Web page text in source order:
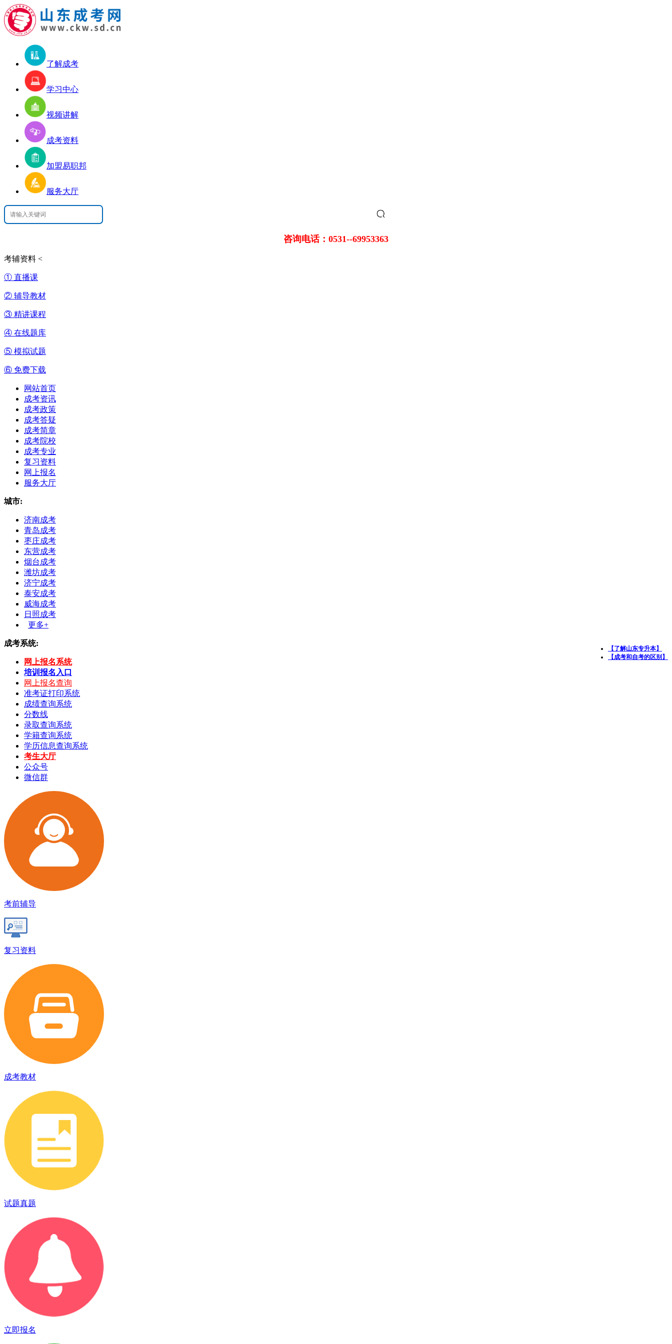
了解成考
学习中心
视频讲解
成考资料
加盟易职邦
服务大厅
咨询电话：0531--69953363
考辅资料 <
① 直播课
② 辅导教材
③ 精讲课程
④ 在线题库
⑤ 模拟试题
⑥ 免费下载
网站首页
成考资讯
成考政策
成考答疑
成考简章
成考院校
成考专业
复习资料
网上报名
服务大厅
城市:
济南成考
青岛成考
枣庄成考
东营成考
烟台成考
潍坊成考
济宁成考
泰安成考
威海成考
日照成考
更多+
【了解山东专升本】
【成考和自考的区别】
成考系统:
网上报名系统
培训报名入口
网上报名查询
准考证打印系统
成绩查询系统
分数线
录取查询系统
学籍查询系统
学历信息查询系统
考生大厅
公众号
微信群
考前辅导
复习资料
成考教材
试题真题
立即报名